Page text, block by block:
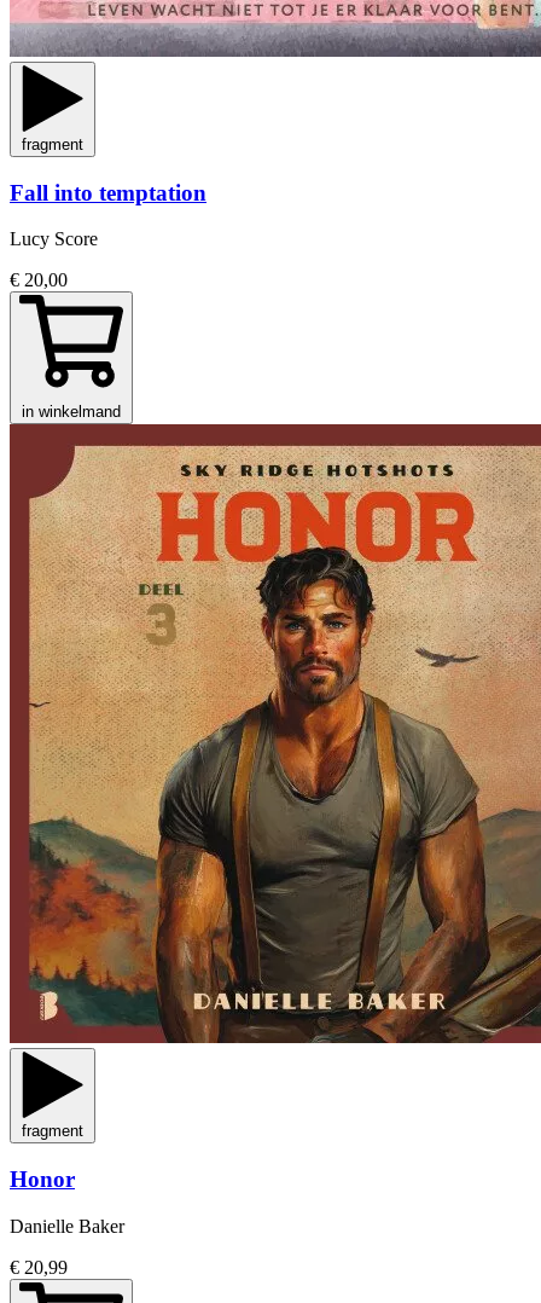
fragment
Fall into temptation
Lucy Score
€ 20,00
in winkelmand
fragment
Honor
Danielle Baker
€ 20,99